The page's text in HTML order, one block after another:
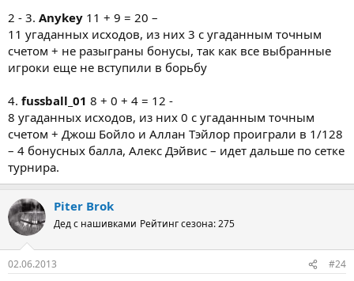
2 - 3. Anykey 11 + 9 = 20 –
11 угаданных исходов, из них 3 с угаданным точным
счетом + не разыграны бонусы, так как все выбранные
игроки еще не вступили в борьбу
4. fussball_01 8 + 0 + 4 = 12 -
8 угаданных исходов, из них 0 с угаданным точным
счетом + Джош Бойло и Аллан Тэйлор проиграли в 1/128
– 4 бонусных балла, Алекс Дэйвис – идет дальше по сетке
турнира.
Piter Brok
Дед с нашивками Рейтинг сезона: 275
02.06.2013 #24